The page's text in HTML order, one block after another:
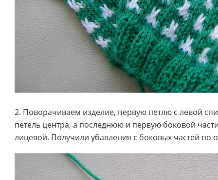
2. Поворачиваем изделие, первую петлю с левой
петель центра, а последнюю и первую боковой
лицевой. Получили убавления с боковых частей по